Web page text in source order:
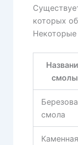
которых
смолы
смола
Каменная